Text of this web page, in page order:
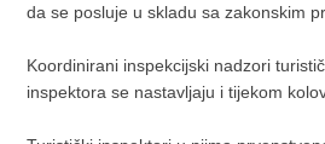
da se posluje u skladu sa zakonskim
Koordinirani inspekcijski nadzori
inspektora se nastavljaju i tijekom